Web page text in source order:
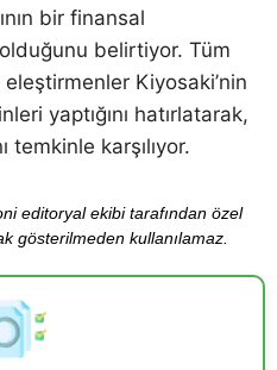
bir finansal
belirtiyor. Tüm
Kiyosaki’nin
yaptığını hatırlatarak,
temkinle karşılıyor.
editoryal ekibi tarafından özel
gösterilmeden kullanılamaz.